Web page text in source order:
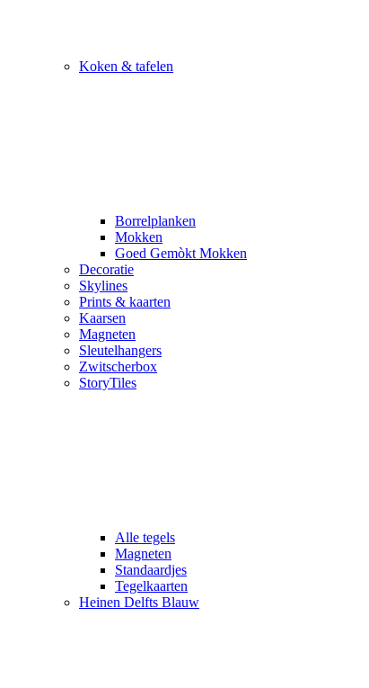
Koken & tafelen
Borrelplanken
Mokken
Goed Gemòkt Mokken
Decoratie
Skylines
Prints & kaarten
Kaarsen
Magneten
Sleutelhangers
Zwitscherbox
StoryTiles
Alle tegels
Magneten
Standaardjes
Tegelkaarten
Heinen Delfts Blauw